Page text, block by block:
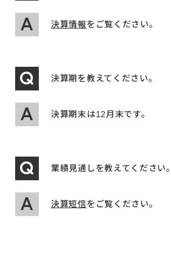
決算情報をご覧ください。
決算期を教えてください。
決算期末は12月末です。
業績見通しを教えてください。
決算短信をご覧ください。